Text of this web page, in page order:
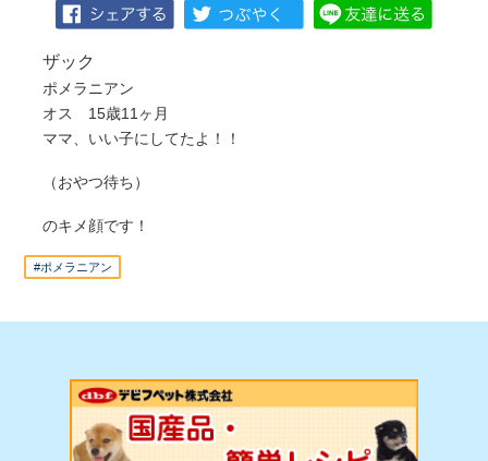
ザック
ポメラニアン
オス 15歳11ヶ月
ママ、いい子にしてたよ！！
（おやつ待ち）
のキメ顔です！
#ポメラニアン